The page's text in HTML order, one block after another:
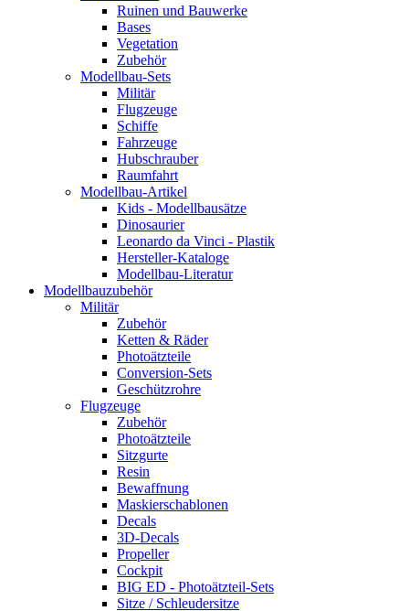
Ruinen und Bauwerke
Bases
Vegetation
Zubehör
Modellbau-Sets
Militär
Flugzeuge
Schiffe
Fahrzeuge
Hubschrauber
Raumfahrt
Modellbau-Artikel
Kids - Modellbausätze
Dinosaurier
Leonardo da Vinci - Plastik
Hersteller-Kataloge
Modellbau-Literatur
Modellbauzubehör
Militär
Zubehör
Ketten & Räder
Photoätzteile
Conversion-Sets
Geschützrohre
Flugzeuge
Zubehör
Photoätzteile
Sitzgurte
Resin
Bewaffnung
Maskierschablonen
Decals
3D-Decals
Propeller
Cockpit
BIG ED - Photoätzteil-Sets
Sitze / Schleudersitze